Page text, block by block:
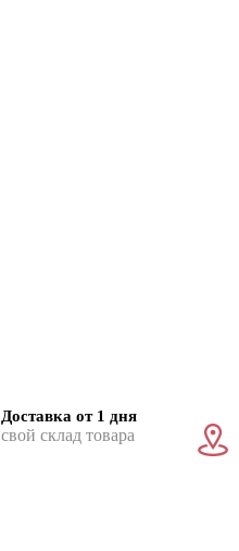
Доставка от 1 дня
свой склад товара